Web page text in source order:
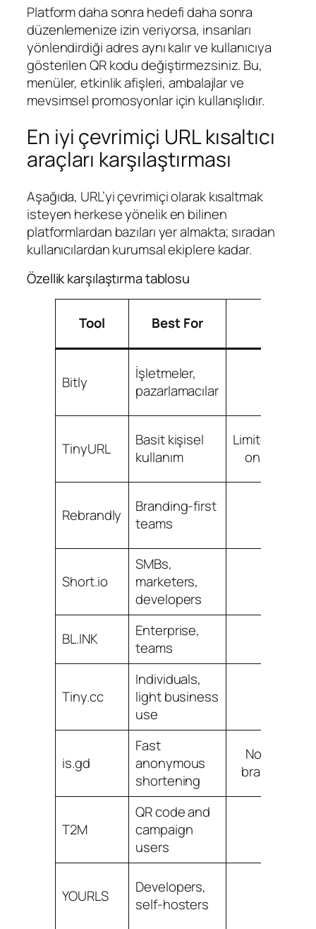
Platform daha sonra hedefi daha sonra
düzenlemenize izin veriyorsa, insanları
yönlendirdiği adres aynı kalır ve kullanıcıya
gösterilen QR kodu değiştirmezsiniz. Bu,
menüler, etkinlik afişleri, ambalajlar ve
mevsimsel promosyonlar için kullanışlıdır.
En iyi çevrimiçi URL kısaltıcı
araçları karşılaştırması
Aşağıda, URL’yi çevrimiçi olarak kısaltmak
isteyen herkese yönelik en bilinen
platformlardan bazıları yer almakta; sıradan
kullanıcılardan kurumsal ekiplere kadar.
Özellik karşılaştırma tablosu
Tool Best For
Bitly
İşletmeler,
pazarlamacılar
TinyURL
Basit kişisel
kullanım
Limited/
on higher
Rebrandly
Branding-first
teams
Short.io
SMBs,
marketers,
developers
BL.INK
Enterprise,
teams
Tiny.cc
Individuals,
light business
use
is.gd
Fast
anonymous
shortening
No
branding
T2M
QR code and
campaign
users
YOURLS
Developers,
self-hosters